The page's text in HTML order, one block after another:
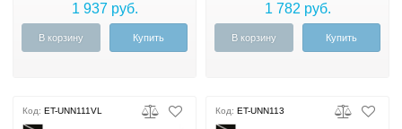
1 937 руб.
В корзину Купить
1 782 руб.
В корзину Купить
Код: ET-UNN111VL Код: ET-UNN113